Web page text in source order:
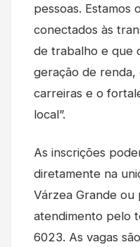
pessoas. Estamos
conectados às
de trabalho e que
geração de
carreiras e o
local”.
As inscrições
diretamente na
Várzea Grande ou
atendimento pelo
6023. As vagas